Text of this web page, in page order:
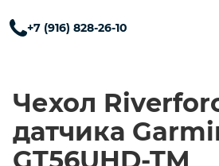
+7 (916) 828-26-10
Чехол
датчика